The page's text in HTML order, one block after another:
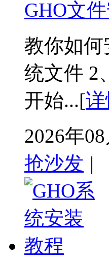
GHO文
教你如何
统文件 2
开始...[
2026年
抢沙发 |